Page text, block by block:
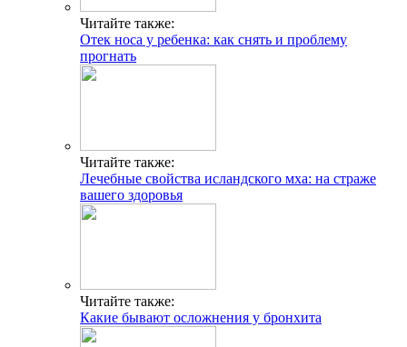
Читайте также:
Отек носа у ребенка: как снять и проблему
прогнать
Читайте также:
Лечебные свойства исландского мха: на страже
вашего здоровья
Читайте также:
Какие бывают осложнения у бронхита